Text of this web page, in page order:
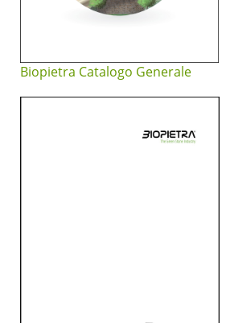
Biopietra Catalogo Generale